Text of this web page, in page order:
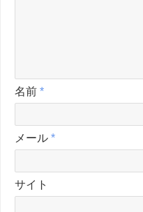
名前 *
メール *
サイト